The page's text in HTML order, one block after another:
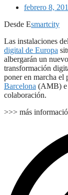
febrero 8,
Desde Esmartcity
Las instalaciones
digital de Europa
albergarán un
transformación
poner en marcha el
Barcelona (AMB) e
colaboración.
>>> más